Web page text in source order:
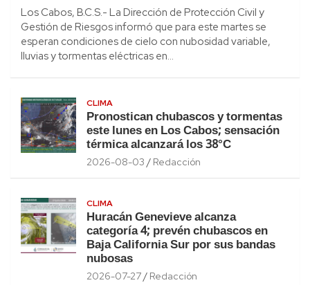
Los Cabos, B.C.S.- La Dirección de Protección Civil y
Gestión de Riesgos informó que para este martes se
esperan condiciones de cielo con nubosidad variable,
lluvias y tormentas eléctricas en…
CLIMA
Pronostican chubascos y tormentas
este lunes en Los Cabos; sensación
térmica alcanzará los 38°C
2026-08-03 Redacción
CLIMA
Huracán Genevieve alcanza
categoría 4; prevén chubascos en
Baja California Sur por sus bandas
nubosas
2026-07-27 Redacción